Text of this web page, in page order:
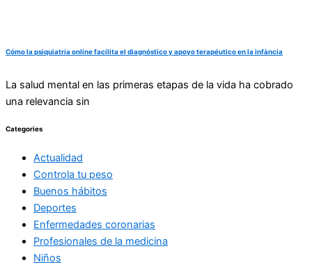
Cómo la psiquiatría online facilita el diagnóstico y apoyo terapéutico en la infància
La salud mental en las primeras etapas de la vida ha cobrado
una relevancia sin
Categories
Actualidad
Controla tu peso
Buenos hábitos
Deportes
Enfermedades coronarias
Profesionales de la medicina
Niños